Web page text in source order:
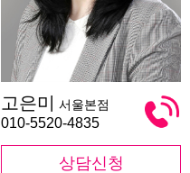
은
미
고은미 서울본점
010-5520-4835
상담신청